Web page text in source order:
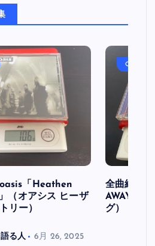
「Heathen
（オアシス ヒーザ
リー）
る人 6月 26, 2025
OASIS
全曲紹介
AWAY」
グ）